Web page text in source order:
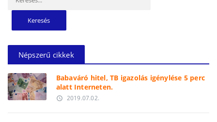
Népszerű cikkek
Babaváró hitel, TB igazolás igénylése 5 perc
alatt Interneten.
access_time 2019.07.02.